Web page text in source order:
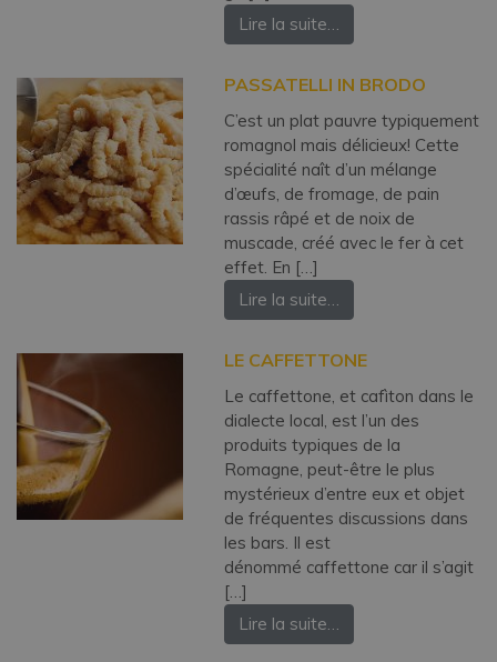
Lire la suite…
PASSATELLI IN BRODO
C’est un plat pauvre typiquement
romagnol mais délicieux! Cette
spécialité naît d’un mélange
d’œufs, de fromage, de pain
rassis râpé et de noix de
muscade, créé avec le fer à cet
effet. En […]
Lire la suite…
LE CAFFETTONE
Le caffettone, et cafìton dans le
dialecte local, est l’un des
produits typiques de la
Romagne, peut-être le plus
mystérieux d’entre eux et objet
de fréquentes discussions dans
les bars. Il est
dénommé caffettone car il s’agit
[…]
Lire la suite…